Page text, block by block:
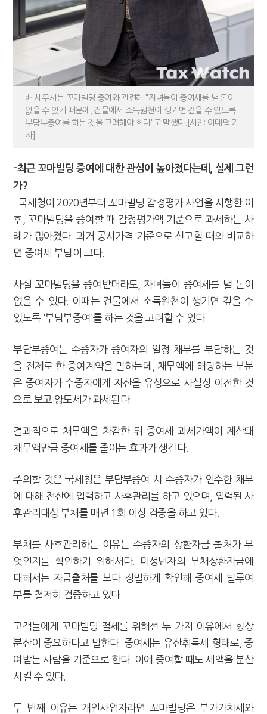
배 세무사는 꼬마빌딩 증여와 관련해 "자녀들이 증여세를 낼 돈이
없을 수 있기 때문에, 건물에서 소득원천이 생기면 갚을 수 있도록
부담부증여를 하는 것을 고려해야 한다"고 말했다.[사진: 이대덕 기
자]
-최근 꼬마빌딩 증여에 대한 관심이 높아졌다는데, 실제 그런
가?
국세청이 2020년부터 꼬마빌딩 감정평가 사업을 시행한 이
후, 꼬마빌딩을 증여할 때 감정평가액 기준으로 과세하는 사
례가 많아졌다. 과거 공시가격 기준으로 신고할 때와 비교하
면 증여세 부담이 크다.
사실 꼬마빌딩을 증여받더라도, 자녀들이 증여세를 낼 돈이
없을 수 있다. 이때는 건물에서 소득원천이 생기면 갚을 수
있도록 '부담부증여'를 하는 것을 고려할 수 있다.
부담부증여는 수증자가 증여자의 일정 채무를 부담하는 것
을 전제로 한 증여계약을 말하는데, 채무액에 해당하는 부분
은 증여자가 수증자에게 자산을 유상으로 사실상 이전한 것
으로 보고 양도세가 과세된다.
결과적으로 채무액을 차감한 뒤 증여세 과세가액이 계산돼
채무액만큼 증여세를 줄이는 효과가 생긴다.
주의할 것은 국세청은 부담부증여 시 수증자가 인수한 채무
에 대해 전산에 입력하고 사후관리를 하고 있으며, 입력된 사
후관리대상 부채를 매년 1회 이상 검증을 하고 있다.
부채를 사후관리하는 이유는 수증자의 상환자금 출처가 무
엇인지를 확인하기 위해서다. 미성년자의 부채상환자금에
대해서는 자금출처를 보다 정밀하게 확인해 증여세 탈루여
부를 철저히 검증하고 있다.
고객들에게 꼬마빌딩 절세를 위해선 두 가지 이유에서 항상
분산이 중요하다고 말한다. 증여세는 유산취득세 형태로, 증
여받는 사람을 기준으로 한다. 이에 증여할 때도 세액을 분산
시킬 수 있다.
두 번째 이유는 개인사업자라면 꼬마빌딩은 부가가치세와